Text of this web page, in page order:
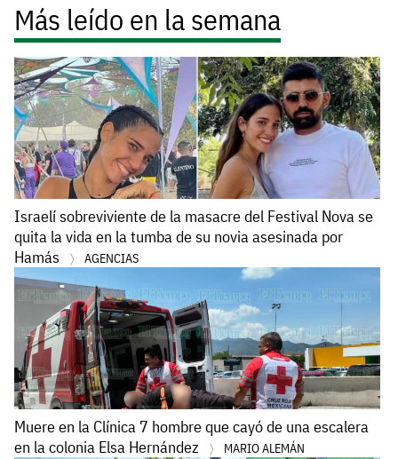
Más leído en la semana
Israelí sobreviviente de la masacre del Festival Nova se
quita la vida en la tumba de su novia asesinada por
Hamás
AGENCIAS
Muere en la Clínica 7 hombre que cayó de una escalera
en la colonia Elsa Hernández
MARIO ALEMÁN